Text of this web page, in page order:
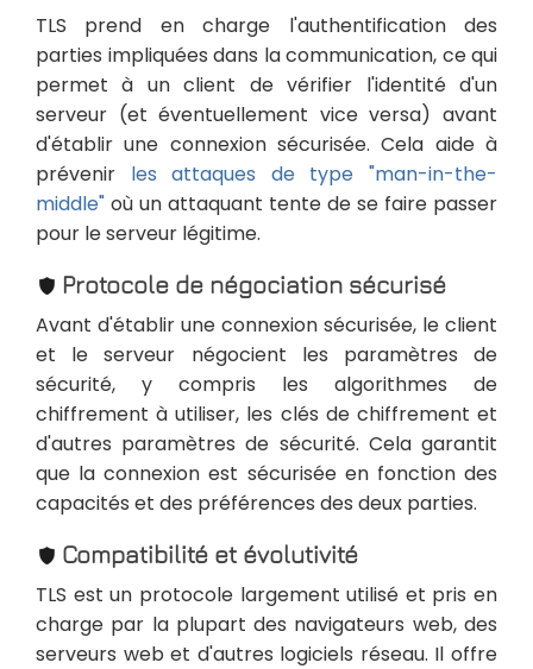
TLS prend en charge l'authentification des
parties impliquées dans la communication, ce qui
permet à un client de vérifier l'identité d'un
serveur (et éventuellement vice versa) avant
d'établir une connexion sécurisée. Cela aide à
prévenir les attaques de type "man-in-the-
middle" où un attaquant tente de se faire passer
pour le serveur légitime.
Protocole de négociation sécurisé
Avant d'établir une connexion sécurisée, le client
et le serveur négocient les paramètres de
sécurité, y compris les algorithmes de
chiffrement à utiliser, les clés de chiffrement et
d'autres paramètres de sécurité. Cela garantit
que la connexion est sécurisée en fonction des
capacités et des préférences des deux parties.
Compatibilité et évolutivité
TLS est un protocole largement utilisé et pris en
charge par la plupart des navigateurs web, des
serveurs web et d'autres logiciels réseau. Il offre